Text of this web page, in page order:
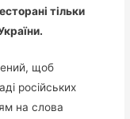
тільки
щоб
російських
на слова